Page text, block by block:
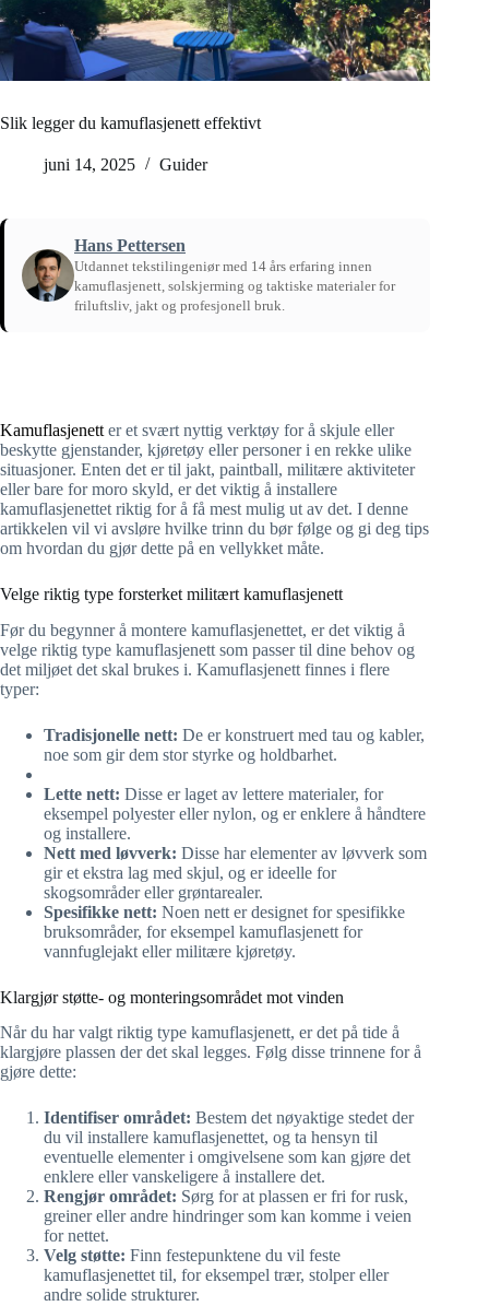
Slik legger du kamuflasjenett effektivt
juni 14, 2025 Guider
Hans Pettersen
Utdannet tekstilingeniør med 14 års erfaring innen
kamuflasjenett, solskjerming og taktiske materialer for
friluftsliv, jakt og profesjonell bruk.
Kamuflasjenett er et svært nyttig verktøy for å skjule eller
beskytte gjenstander, kjøretøy eller personer i en rekke ulike
situasjoner. Enten det er til jakt, paintball, militære aktiviteter
eller bare for moro skyld, er det viktig å installere
kamuflasjenettet riktig for å få mest mulig ut av det. I denne
artikkelen vil vi avsløre hvilke trinn du bør følge og gi deg tips
om hvordan du gjør dette på en vellykket måte.
Velge riktig type forsterket militært kamuflasjenett
Før du begynner å montere kamuflasjenettet, er det viktig å
velge riktig type kamuflasjenett som passer til dine behov og
det miljøet det skal brukes i. Kamuflasjenett finnes i flere
typer:
Tradisjonelle nett: De er konstruert med tau og kabler,
noe som gir dem stor styrke og holdbarhet.
Lette nett: Disse er laget av lettere materialer, for
eksempel polyester eller nylon, og er enklere å håndtere
og installere.
Nett med løvverk: Disse har elementer av løvverk som
gir et ekstra lag med skjul, og er ideelle for
skogsområder eller grøntarealer.
Spesifikke nett: Noen nett er designet for spesifikke
bruksområder, for eksempel kamuflasjenett for
vannfuglejakt eller militære kjøretøy.
Klargjør støtte- og monteringsområdet mot vinden
Når du har valgt riktig type kamuflasjenett, er det på tide å
klargjøre plassen der det skal legges. Følg disse trinnene for å
gjøre dette:
Identifiser området: Bestem det nøyaktige stedet der
du vil installere kamuflasjenettet, og ta hensyn til
eventuelle elementer i omgivelsene som kan gjøre det
enklere eller vanskeligere å installere det.
Rengjør området: Sørg for at plassen er fri for rusk,
greiner eller andre hindringer som kan komme i veien
for nettet.
Velg støtte: Finn festepunktene du vil feste
kamuflasjenettet til, for eksempel trær, stolper eller
andre solide strukturer.